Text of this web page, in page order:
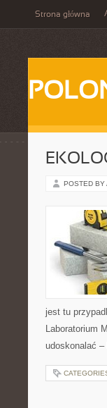
Strona główna
POSTED BY
jest tu
Laboratorium
udoskonalać